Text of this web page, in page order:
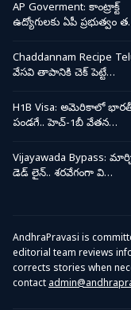
AP Goverment: కాంట్రాక్ట్
ఉద్యోగులకు ఏపీ ప్రభుత్వం
Chaddannam Recipe
వేసవి తాపానికి చెక్ పెట్టే…
H1B Visa: అమెరికాలో
పండగే.. హెచ్-1బీ వేతన…
Vijayawada Bypass:
డెడ్ లైన్.. శరవేగంగా వి…
AndhraPravasi is
editorial team reviews
corrects stories when
contact